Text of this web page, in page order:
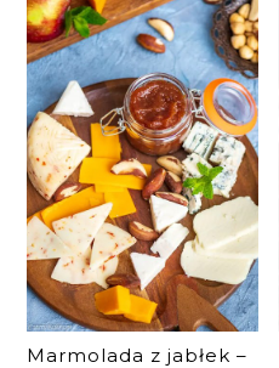
Marmolada z jabłek –